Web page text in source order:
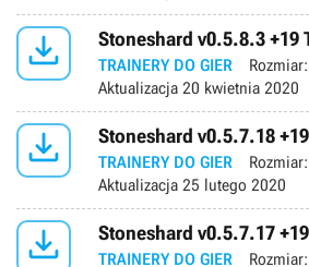
 Stoneshard v0.5.8.3 +19
TRAINERY DO GIER Rozmiar:
Aktualizacja 20 kwietnia 2020
 Stoneshard v0.5.7.18
TRAINERY DO GIER Rozmiar:
Aktualizacja 25 lutego 2020
 Stoneshard v0.5.7.17
TRAINERY DO GIER Rozmiar: